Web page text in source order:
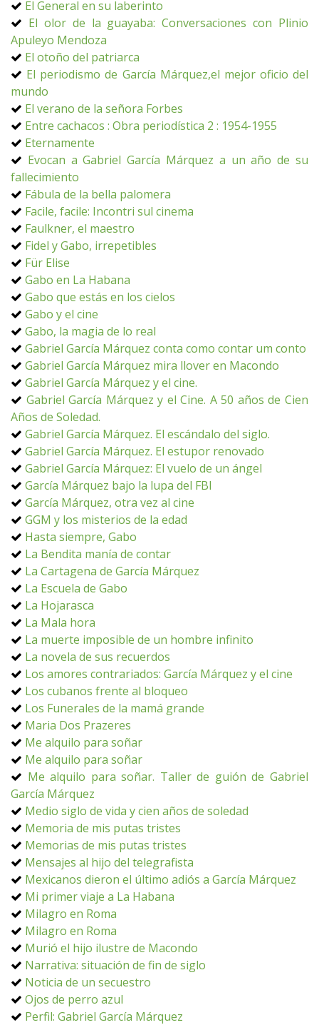
El General en su laberinto
El olor de la guayaba: Conversaciones con Plinio
Apuleyo Mendoza
El otoño del patriarca
El periodismo de García Márquez,el mejor oficio del
mundo
El verano de la señora Forbes
Entre cachacos : Obra periodística 2 : 1954-1955
Eternamente
Evocan a Gabriel García Márquez a un año de su
fallecimiento
Fábula de la bella palomera
Facile, facile: Incontri sul cinema
Faulkner, el maestro
Fidel y Gabo, irrepetibles
Für Elise
Gabo en La Habana
Gabo que estás en los cielos
Gabo y el cine
Gabo, la magia de lo real
Gabriel García Márquez conta como contar um conto
Gabriel García Márquez mira llover en Macondo
Gabriel García Márquez y el cine.
Gabriel García Márquez y el Cine. A 50 años de Cien
Años de Soledad.
Gabriel García Márquez. El escándalo del siglo.
Gabriel García Márquez. El estupor renovado
Gabriel García Márquez: El vuelo de un ángel
García Márquez bajo la lupa del FBI
García Márquez, otra vez al cine
GGM y los misterios de la edad
Hasta siempre, Gabo
La Bendita manía de contar
La Cartagena de García Márquez
La Escuela de Gabo
La Hojarasca
La Mala hora
La muerte imposible de un hombre infinito
La novela de sus recuerdos
Los amores contrariados: García Márquez y el cine
Los cubanos frente al bloqueo
Los Funerales de la mamá grande
Maria Dos Prazeres
Me alquilo para soñar
Me alquilo para soñar
Me alquilo para soñar. Taller de guión de Gabriel
García Márquez
Medio siglo de vida y cien años de soledad
Memoria de mis putas tristes
Memorias de mis putas tristes
Mensajes al hijo del telegrafista
Mexicanos dieron el último adiós a García Márquez
Mi primer viaje a La Habana
Milagro en Roma
Milagro en Roma
Murió el hijo ilustre de Macondo
Narrativa: situación de fin de siglo
Noticia de un secuestro
Ojos de perro azul
Perfil: Gabriel García Márquez